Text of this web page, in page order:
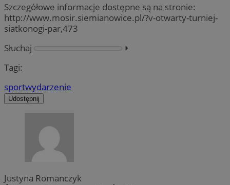
Szczegółowe informacje dostępne są na stronie:
http://www.mosir.siemianowice.pl/?v-otwarty-turniej-
siatkonogi-par,473
Słuchaj
⏵︎
Tagi:
sportwydarzenie
Udostępnij
Justyna Romanczyk